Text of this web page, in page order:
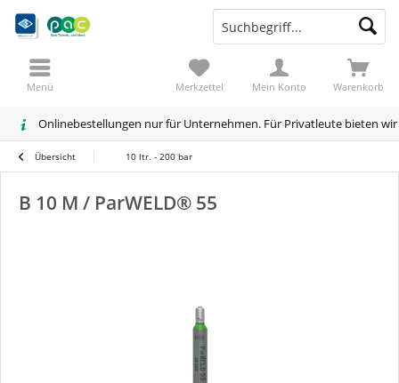
Onlinebestellungen nur für Unternehmen. Für Privatleute bieten
Warenkorb
Merkzettel Mein Konto
Menü
Übersicht 10 ltr. - 200 bar
B 10 M / ParWELD® 55